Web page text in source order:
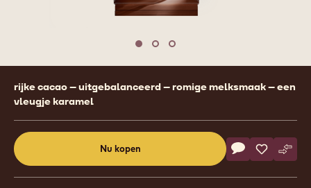
Move to slide 1
Move to slide 2
Move to slide 3
Product
information
rijke cacao – uitgebalanceerd – romige melksmaak – een
vleugje karamel
Nu kopen
a
Actions
Schrijf een
- 823Opslaan
- 823-